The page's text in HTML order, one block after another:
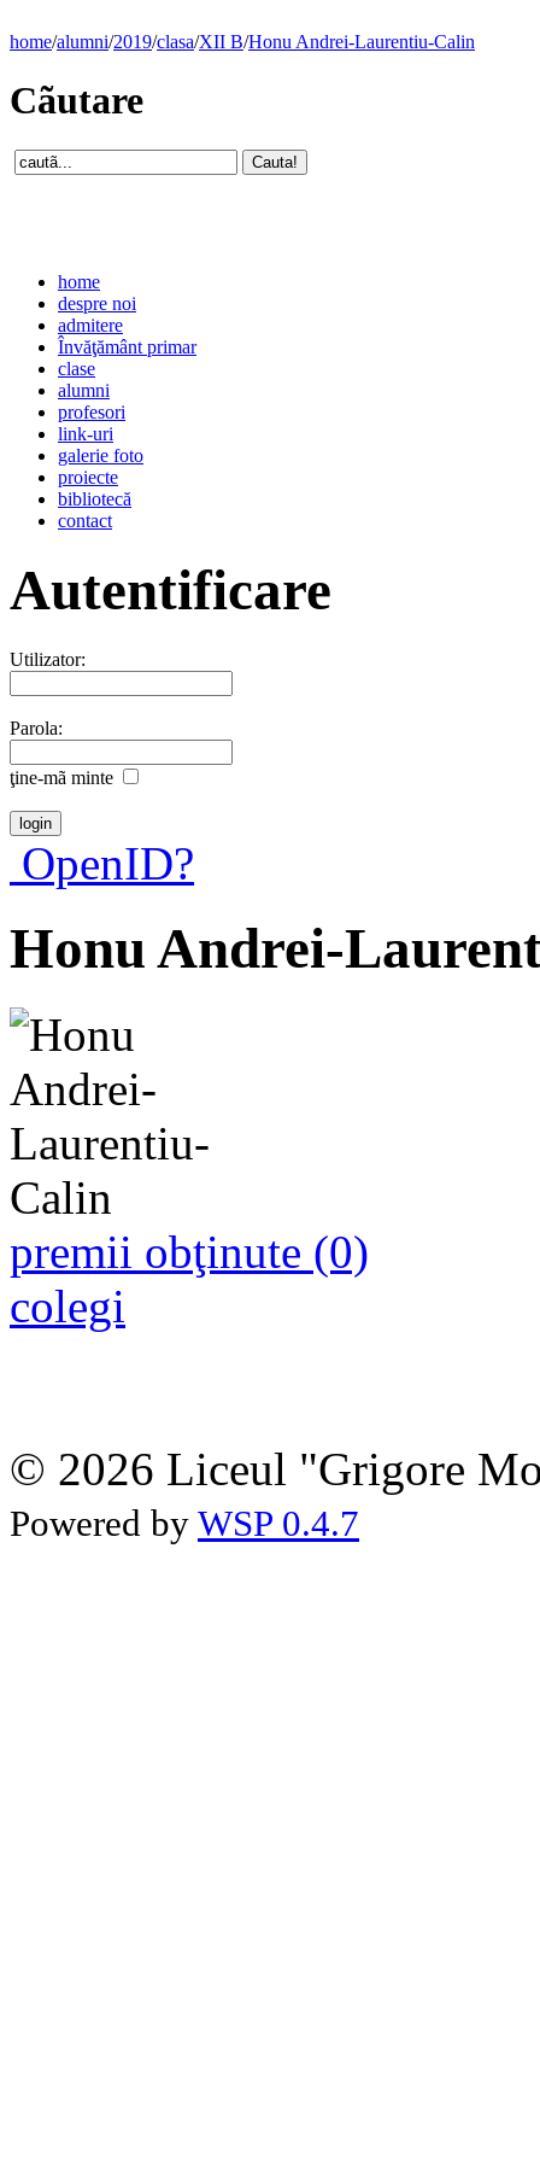
home/alumni/2019/clasa/XII B/Honu Andrei-Laurentiu-Calin
Cãutare
home
despre noi
admitere
Învăţământ primar
clase
alumni
profesori
link-uri
galerie foto
proiecte
bibliotecă
contact
Autentificare
Utilizator:
Parola:
ţine-mã minte
OpenID?
Honu Andrei-
premii obţinute (0)
colegi
© 2026 Liceul "Grigore
Powered by WSP 0.4.7